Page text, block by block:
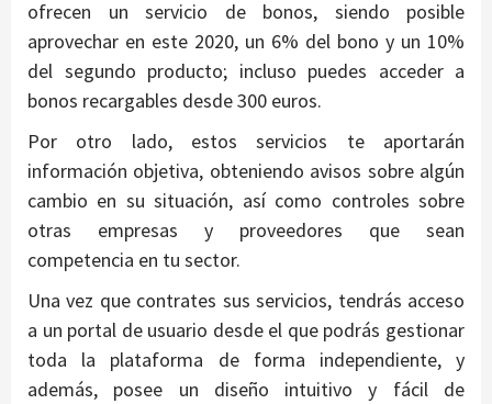
ofrecen un servicio de bonos, siendo posible
aprovechar en este 2020, un 6% del bono y un 10%
del segundo producto; incluso puedes acceder a
bonos recargables desde 300 euros.
Por otro lado, estos servicios te aportarán
información objetiva, obteniendo avisos sobre algún
cambio en su situación, así como controles sobre
otras empresas y proveedores que sean
competencia en tu sector.
Una vez que contrates sus servicios, tendrás acceso
a un portal de usuario desde el que podrás gestionar
toda la plataforma de forma independiente, y
además, posee un diseño intuitivo y fácil de